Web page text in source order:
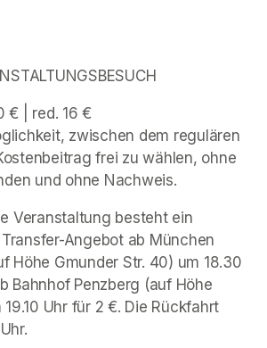
€ | red. 16 €
zwischen dem regulären
frei zu wählen, ohne
und ohne Nachweis.
Veranstaltung besteht ein
Angebot ab München
Höhe Gmunder Str. 40) um 18.30
Bahnhof Penzberg (auf Höhe
Uhr für 2 €. Die Rückfahrt